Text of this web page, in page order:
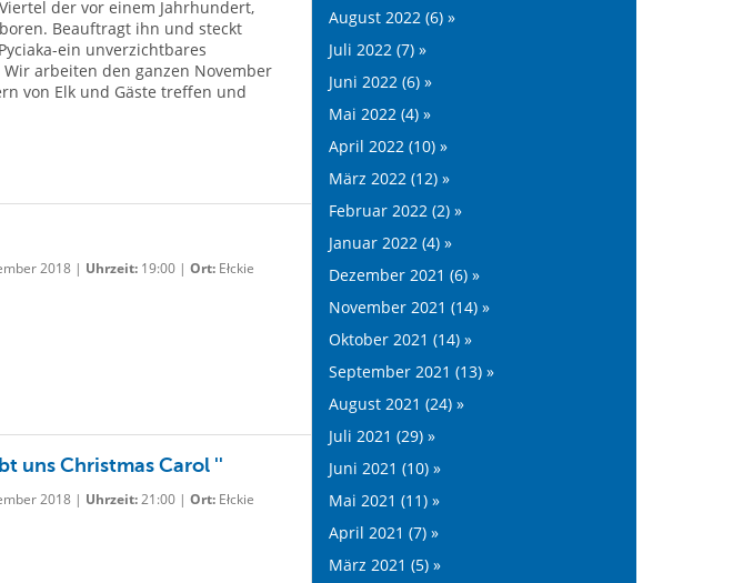
der vor einem Jahrhundert,
Beauftragt ihn und steckt
ein unverzichtbares
arbeiten den ganzen November
von Elk und Gäste treffen und
2018 | Uhrzeit:19:00 | Ort:Ełckie
uns Christmas Carol ''
2018 | Uhrzeit:21:00 | Ort:Ełckie
August 2022 (6) »
Juli 2022 (7) »
Juni 2022 (6) »
Mai 2022 (4) »
April 2022 (10) »
März 2022 (12) »
Februar 2022 (2) »
Januar 2022 (4) »
Dezember 2021 (6) »
November 2021 (14) »
Oktober 2021 (14) »
September 2021 (13) »
August 2021 (24) »
Juli 2021 (29) »
Juni 2021 (10) »
Mai 2021 (11) »
April 2021 (7) »
März 2021 (5) »